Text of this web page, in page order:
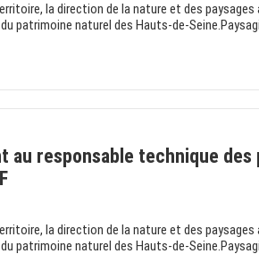
la direction de la nature et des paysages
patrimoine naturel des Hauts-de-
au responsable technique des
la direction de la nature et des paysages
patrimoine naturel des Hauts-de-